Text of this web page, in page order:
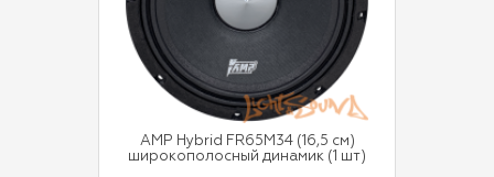
AMP Hybrid FR65M34 (16,5 см)
широкополосный динамик (1 шт)